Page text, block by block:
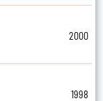
2000
1998